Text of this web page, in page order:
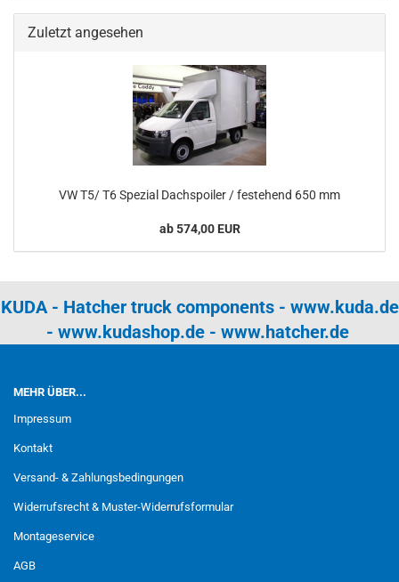
Zuletzt angesehen
VW T5/ T6 Spezial Dachspoiler / festehend 650 mm
ab 574,00 EUR
KUDA - Hatcher truck components - www.kuda.de
- www.kudashop.de- www.hatcher.de
MEHR ÜBER...
Impressum
Kontakt
Versand- & Zahlungsbedingungen
Widerrufsrecht & Muster-Widerrufsformular
Montageservice
AGB